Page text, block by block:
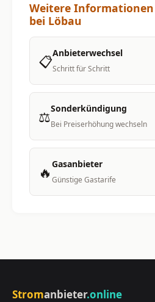
Weitere
bei Löbau
📋Anbieterwechsel
Schritt für Schritt
⚖️Sonderkündigung
Bei Preiserhöhung wechseln
🔥 Gasanbieter
Günstige Gastarife
Stromanbieter.online